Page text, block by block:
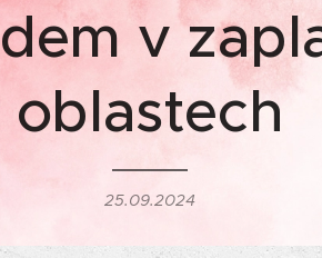
v
oblastech
25.09.2024